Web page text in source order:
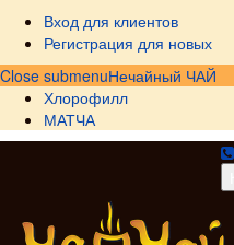
Вход для клиентов
Регистрация для новых
Close submenuНечайный ЧАЙ
Хлорофилл
МАТЧА